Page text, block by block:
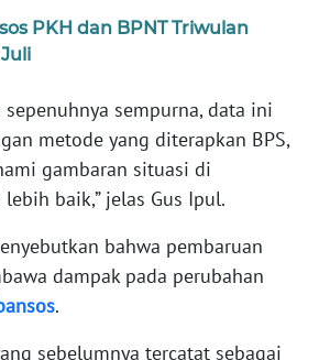
PKH dan BPNT Triwulan
sempurna, data ini
metode yang diterapkan BPS,
gambaran situasi di
baik,” jelas Gus Ipul.
bahwa pembaruan
dampak pada perubahan
.
sebelumnya tercatat sebagai